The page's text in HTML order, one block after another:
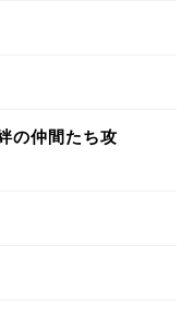
の仲間たち攻